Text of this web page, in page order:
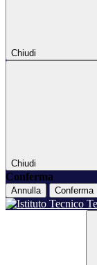
Chiudi
Chiudi
Conferma
Annulla Conferma